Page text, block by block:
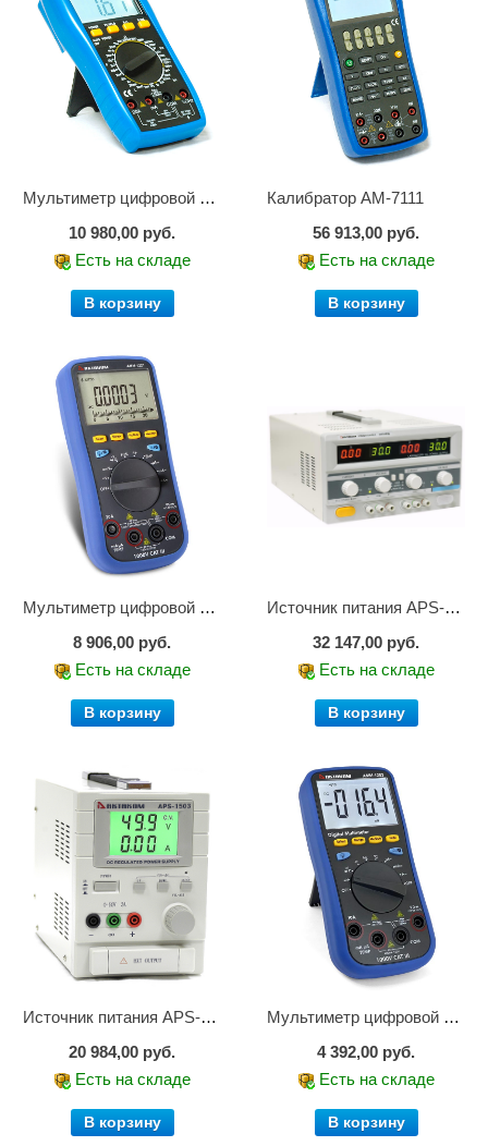
Мультиметр цифровой АМ-1083
10 980,00 руб.
Есть на складе
В корзину
Калибратор АМ-7111
56 913,00 руб.
Есть на складе
В корзину
Мультиметр цифровой АММ-1221
8 906,00 руб.
Есть на складе
В корзину
Источник питания APS-2236
32 147,00 руб.
Есть на складе
В корзину
Источник питания APS-1503
20 984,00 руб.
Есть на складе
В корзину
Мультиметр цифровой АММ-1203
4 392,00 руб.
Есть на складе
В корзину